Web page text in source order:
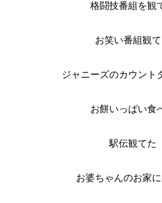
格闘技番組を観
お笑い番組観
ジャニーズのカウント
お餅いっぱい食
駅伝観てた
お婆ちゃんのお家